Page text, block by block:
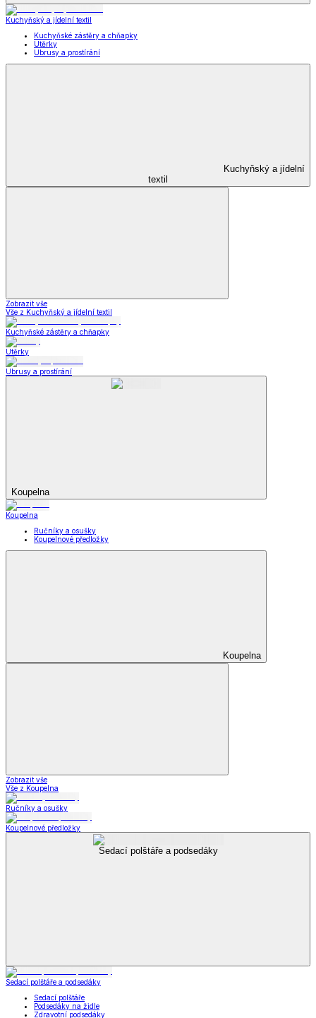
Kuchyňský a jídelní textil
Kuchyňské zástěry a chňapky
Utěrky
Ubrusy a prostírání
Kuchyňský a jídelní
textil
Zobrazit vše
Vše z Kuchyňský a jídelní textil
Kuchyňské zástěry a chňapky
Utěrky
Ubrusy a prostírání
Koupelna
Koupelna
Ručníky a osušky
Koupelnové předložky
Koupelna
Zobrazit vše
Vše z Koupelna
Ručníky a osušky
Koupelnové předložky
Sedací polštáře a podsedáky
Sedací polštáře a podsedáky
Sedací polštáře
Podsedáky na židle
Zdravotní podsedáky